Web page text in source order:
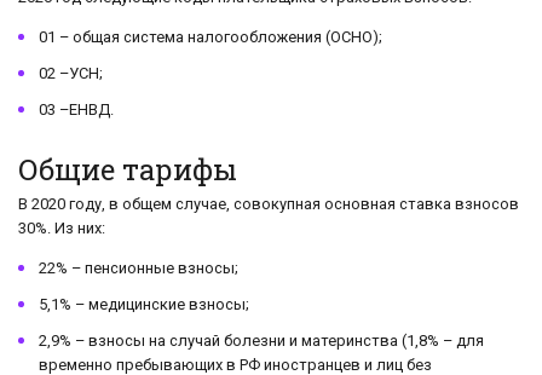
01 – общая система налогообложения (ОСНО);
02 –УСН;
03 –ЕНВД.
Общие тарифы
В 2020 году, в общем случае, совокупная основная ставка взносов
30%. Из них:
22% – пенсионные взносы;
5,1% – медицинские взносы;
2,9% – взносы на случай болезни и материнства (1,8% – для
временно пребывающих в РФ иностранцев и лиц без